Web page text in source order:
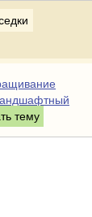
тему